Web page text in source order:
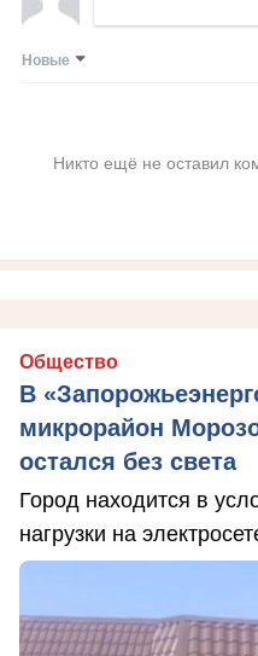
Новые
Никто ещё не оставил
Общество
В
микрорайон
остался без света
Город находится в
нагрузки на